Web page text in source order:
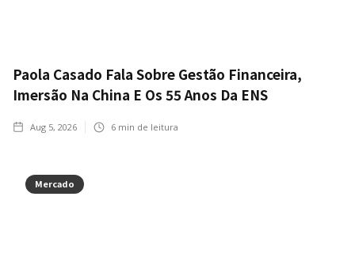
Paola Casado Fala Sobre Gestão Financeira,
Imersão Na China E Os 55 Anos Da ENS
Aug 5, 2026 6 min de leitura
Mercado